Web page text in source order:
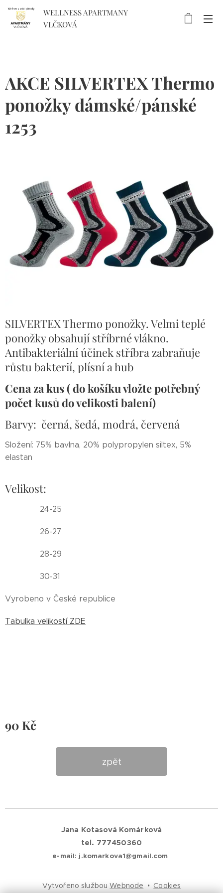
WELLNESS APARTMANY
VLČKOVÁ
AKCE SILVERTEX Thermo
ponožky dámské/pánské
1253
SILVERTEX Thermo ponožky. Velmi teplé
ponožky obsahují stříbrné vlákno.
Antibakteriální účinek stříbra zabraňuje
růstu bakterií, plísní a hub
Cena za kus ( do košíku vložte potřebný
počet kusů do velikosti balení)
Barvy: černá, šedá, modrá, červená
Složení: 75% bavlna, 20% polypropylen siltex, 5%
elastan
Velikost:
24-25
26-27
28-29
30-31
Vyrobeno v České republice
Tabulka velikostí ZDE
90 Kč
zpět
Jana Kotasová Komárková
tel. 777450360
e-mail: j.komarkova1@gmail.com
Vytvořeno službouWebnode Cookies